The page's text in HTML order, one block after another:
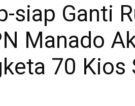
siap Ganti
Manado
70